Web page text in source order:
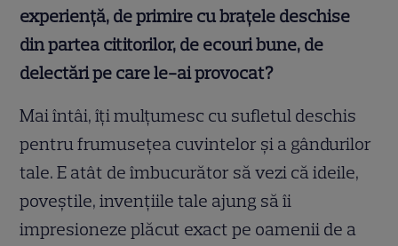
experiență, de primire cu brațele deschise
din partea cititorilor, de ecouri bune, de
delectări pe care le-ai provocat?
Mai întâi, îţi mulţumesc cu sufletul deschis
pentru frumuseţea cuvintelor şi a gândurilor
tale. E atât de îmbucurător să vezi că ideile,
poveştile, invenţiile tale ajung să îi
impresioneze plăcut exact pe oamenii de a